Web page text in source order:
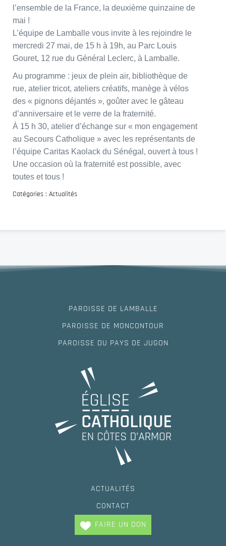
l’ensemble de la France, la deuxième quinzaine de
mai !
L’équipe de Lamballe vous invite à les rejoindre le
mercredi 27 mai, de 15 h à 19h, au Parc Louis
Gouret, 12 rue du Général Leclerc, à Lamballe.
Au programme : jeux de plein air, bibliothèque de
rue, atelier tricot, ateliers créatifs, manège à vélos
des « pignons déjantés », goûter avec le gâteau
d’anniversaire et le verre de la fraternité.
À 15 h 30, atelier d’échange sur « mon engagement
au Secours Catholique » avec les représentants de
l’équipe Caritas Kaolack du Sénégal, ouvert à tous !
Une occasion où la fraternité est possible, avec
toutes et tous !
Catégories : Actualités
PAROISSE DE LAMBALLE
PAROISSE DE MONCONTOUR
PAROISSE DU PAYS DE JUGON
ACTUALITÉS
CONTACT
FAIRE UN DON